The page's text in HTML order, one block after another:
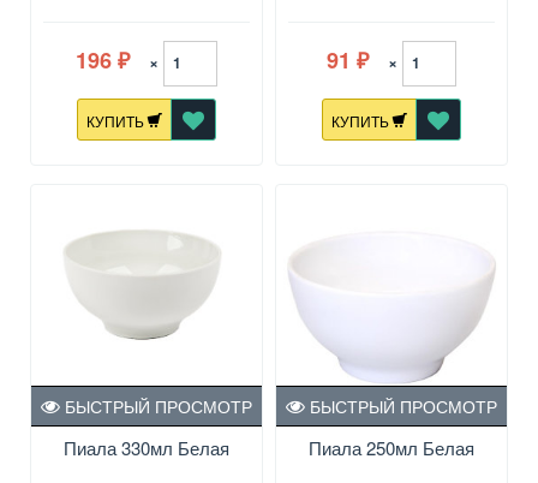
196 ₽ ×
КУПИТЬ
91 ₽ ×
КУПИТЬ
Пиала 330мл Белая
БЫСТРЫЙ ПРОСМОТР
Пиала 250мл Белая
БЫСТРЫЙ ПРОСМОТР